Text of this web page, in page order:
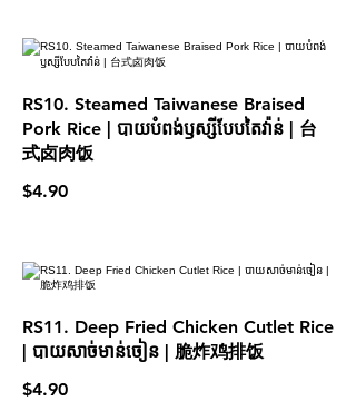
RS10. Steamed Taiwanese Braised
Pork Rice | បាយបំពង់ឫស្សីបែបតៃវ៉ាន់ | 台
式卤肉饭
$4.90
RS11. Deep Fried Chicken Cutlet Rice
| បាយសាច់មាន់ចៀន | 脆炸鸡排饭
$4.90